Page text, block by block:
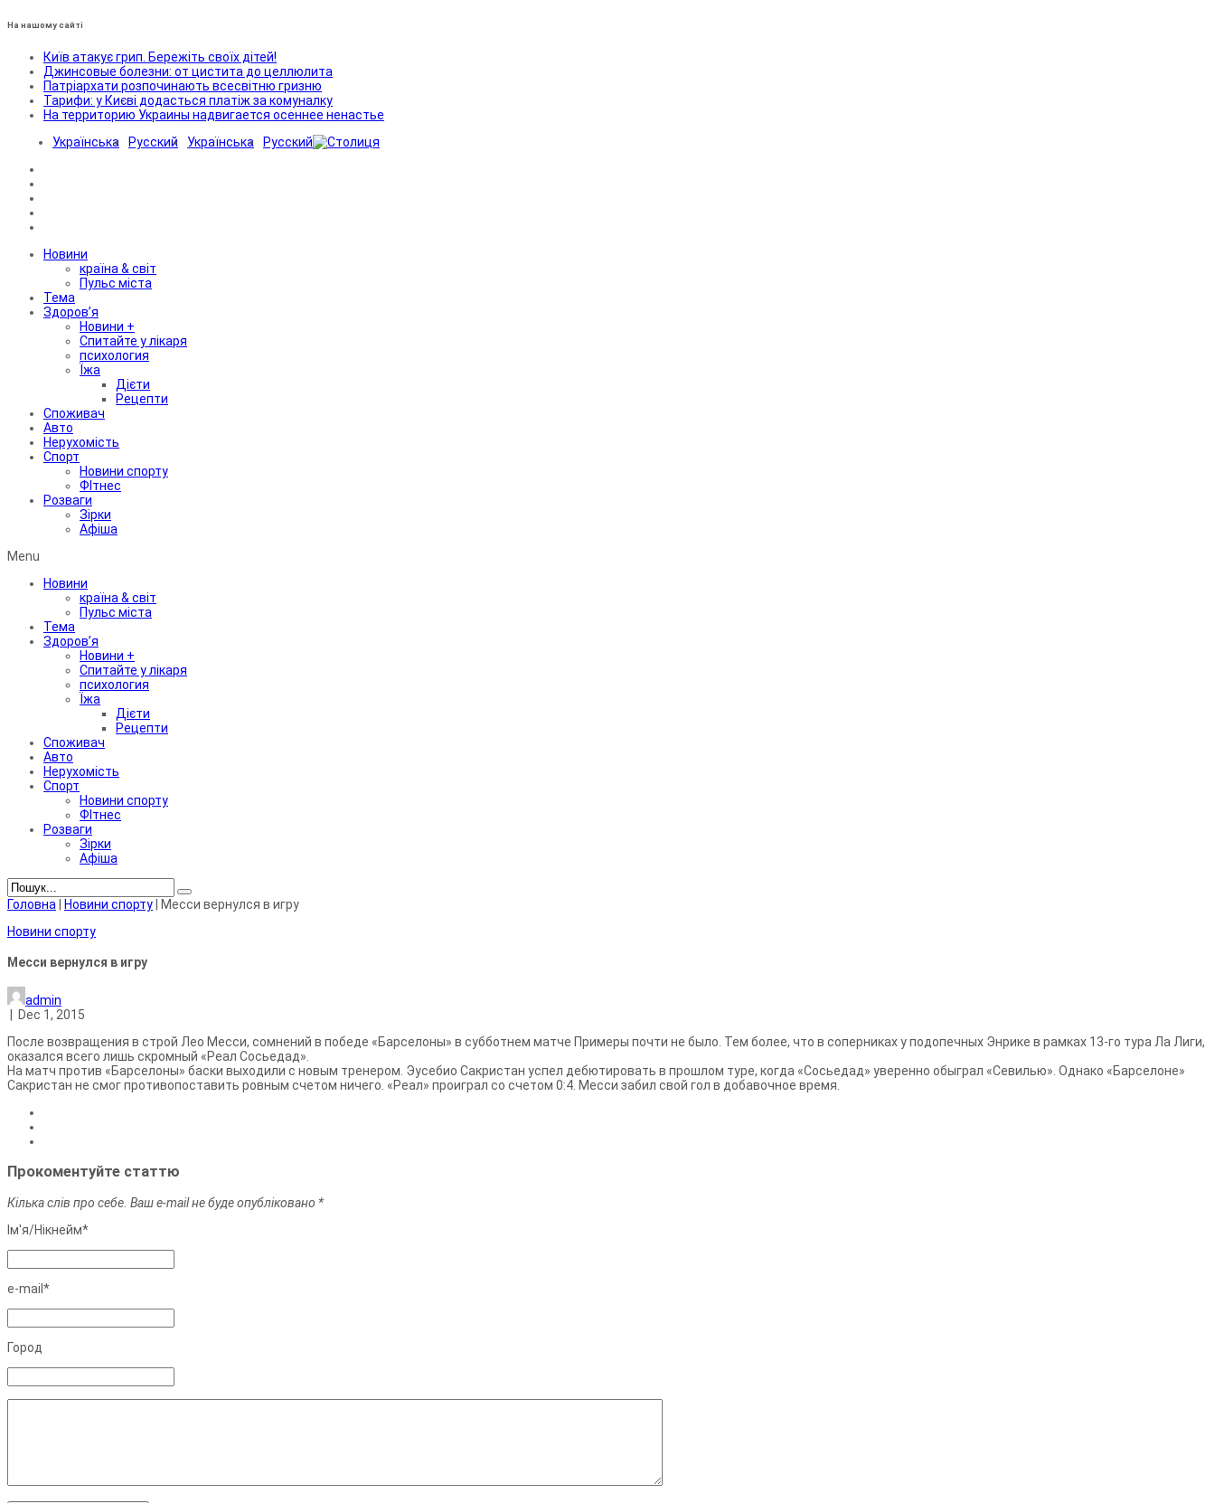
На нашому сайті
Київ атакує грип. Бережіть своїх дітей!
Джинсовые болезни: от цистита до целлюлита
Патріархати розпочинають всесвітню гризню
Тарифи: у Києві додасться платіж за комуналку
На территорию Украины надвигается осеннее ненастье
Українська
Русский Українська Русский
Новини
країна & світ
Пульс міста
Тема
Здоров’я
Новини +
Спитайте у лікаря
психология
Їжа
Дієти
Рецепти
Споживач
Авто
Нерухомість
Спорт
Новини спорту
ФІтнес
Розваги
Зірки
Афіша
Menu
Новини
країна & світ
Пульс міста
Тема
Здоров’я
Новини +
Спитайте у лікаря
психология
Їжа
Дієти
Рецепти
Споживач
Авто
Нерухомість
Спорт
Новини спорту
ФІтнес
Розваги
Зірки
Афіша
Головна Новини спорту
Месси вернулся в игру
Новини спорту
Месси вернулся в игру
admin
Dec 1, 2015
После возвращения в строй Лео Месси, сомнений в победе «Барселоны» в субботнем матче Примеры почти не было. Тем более, что в соперниках у подопечных Энрике в рамках 13-го тура Ла Лиги,
оказался всего лишь скромный «Реал Сосьедад».
На матч против «Барселоны» баски выходили с новым тренером. Эусебио Сакристан успел дебютировать в прошлом туре, когда «Сосьедад» уверенно обыграл «Севилью». Однако «Барселоне»
Сакристан не смог противопоставить ровным счетом ничего. «Реал» проиграл со счетом 0:4. Месси забил свой гол в добавочное время.
Прокоментуйте статтю
Кілька слів про себе. Ваш e-mail не буде опубліковано *
Ім'я/Нiкнейм*
e-mail*
Город